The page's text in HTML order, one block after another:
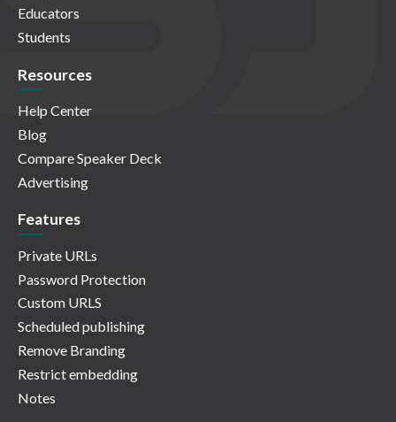
Educators
Students
Resources
Help Center
Blog
Compare Speaker Deck
Advertising
Features
Private URLs
Password Protection
Custom URLS
Scheduled publishing
Remove Branding
Restrict embedding
Notes